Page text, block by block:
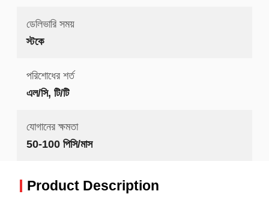
ডেলিভারি সময়
স্টকে
পরিশোধের শর্ত
এল/সি, টি/টি
যোগানের ক্ষমতা
50-100 পিসি/মাস
Product Description